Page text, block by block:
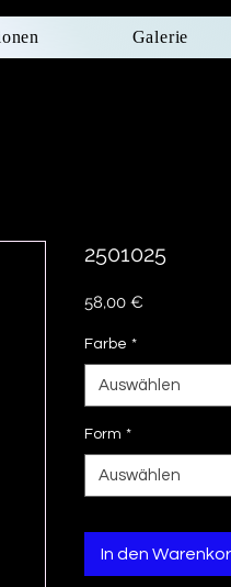
Galerie
2501025
58,00 €
Farbe *
Auswählen
Form *
Auswählen
In den